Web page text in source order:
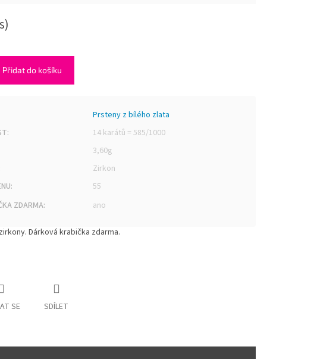
Přidat do košíku
Prsteny z bílého zlata
:
14 karátů = 585/1000
3,60g
Zirkon
:
55
ZDARMA: ano
Dárková krabička zdarma.
SE SDÍLET